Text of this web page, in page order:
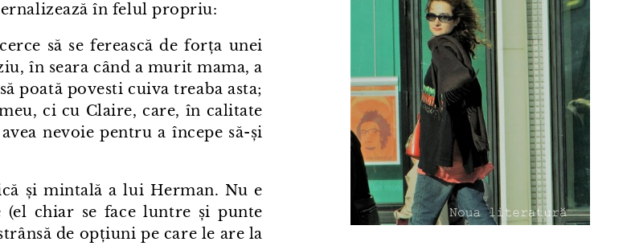
în felul propriu:
să se ferească de forța unei
în seara când a murit mama, a
poată povesti cuiva treaba asta;
ci cu Claire, care, în calitate
nevoie pentru a începe să-și
și mintală a lui Herman. Nu e
(el chiar se face luntre și punte
de opțiuni pe care le are la